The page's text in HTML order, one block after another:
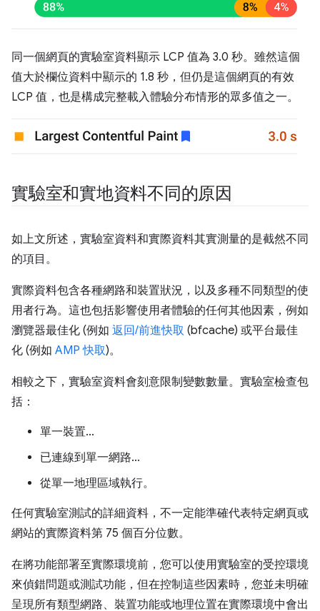
同一個網頁的實驗室資料顯示 LCP 值為 3.0 秒。雖然這個
值大於欄位資料中顯示的 1.8 秒，但仍是這個網頁的有效
LCP 值，也是構成完整載入體驗分布情形的眾多值之一。
實驗室和實地資料不同的原因
如上文所述，實驗室資料和實際資料其實測量的是截然不同
的項目。
實際資料包含各種網路和裝置狀況，以及多種不同類型的使
用者行為。這也包括影響使用者體驗的任何其他因素，例如
瀏覽器最佳化 (例如 返回/前進快取 (bfcache) 或平台最佳
化 (例如 AMP 快取)。
相較之下，實驗室資料會刻意限制變數數量。實驗室檢查包
括：
單一裝置…
已連線到單一網路…
從單一地理區域執行。
任何實驗室測試的詳細資料，不一定能準確代表特定網頁或
網站的實際資料第 75 個百分位數。
在將功能部署至實際環境前，您可以使用實驗室的受控環境
來偵錯問題或測試功能，但在控制這些因素時，您並未明確
呈現所有類型網路、裝置功能或地理位置在實際環境中會出